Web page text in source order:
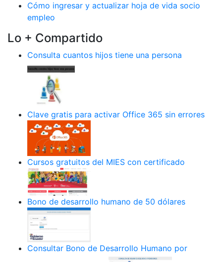
Cómo ingresar y actualizar hoja de vida socio
empleo
Lo + Compartido
Consulta cuantos hijos tiene una persona
Clave gratis para activar Office 365 sin errores
Cursos gratuitos del MIES con certificado
Bono de desarrollo humano de 50 dólares
Consultar Bono de Desarrollo Humano por